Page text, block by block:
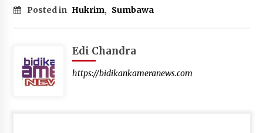
Posted in Hukrim, Sumbawa
Edi Chandra
https://bidikankameranews.com